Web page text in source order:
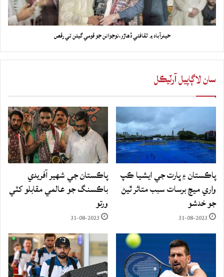
حيدرآباد ۾ ثقافتي ڏهاڙو،نوجوانن جو قومي گيتن تي رقص
سان لاڳاپيل آرٽيڪل
پاڪستان ۽ ڀارت جي ايشيا ڪپ
واري ميچ برسات سبب متاثر ٿيڻ
جو خدشو
31-08-2023
پاڪستان جي شهير آفريدي
باڪسنگ جو عالمي مقابلو کٽي
ورتو
31-08-2023